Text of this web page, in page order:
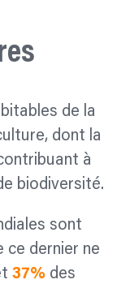
de la
dont la
à
biodiversité.
sont
ce dernier ne
37% des